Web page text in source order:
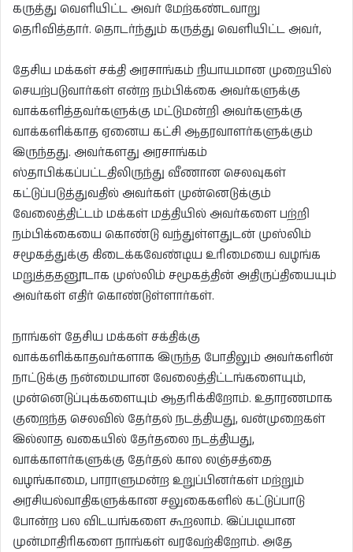
கருத்து வெளியிட்ட அவர் மேற்கண்டவாறு
தெரிவித்தார். தொடர்ந்தும் கருத்து வெளியிட்ட அவர்,
தேசிய மக்கள் சக்தி அரசாங்கம் நியாயமான முறையில்
செயற்படுவார்கள் என்ற நம்பிக்கை அவர்களுக்கு
வாக்களித்தவர்களுக்கு மட்டுமன்றி அவர்களுக்கு
வாக்களிக்காத ஏனைய கட்சி ஆதரவாளர்களுக்கும்
இருந்தது. அவர்களது அரசாங்கம்
ஸ்தாபிக்கப்பட்டதிலிருந்து வீணான செலவுகள்
கட்டுப்படுத்துவதில் அவர்கள் முன்னெடுக்கும்
வேலைத்திட்டம் மக்கள் மத்தியில் அவர்களை பற்றி
நம்பிக்கையை கொண்டு வந்துள்ளதுடன் முஸ்லிம்
சமூகத்துக்கு கிடைக்கவேண்டிய உரிமையை வழங்க
மறுத்ததனூடாக முஸ்லிம் சமூகத்தின் அதிருப்தியையும்
அவர்கள் எதிர் கொண்டுள்ளார்கள்.
நாங்கள் தேசிய மக்கள் சக்திக்கு
வாக்களிக்காதவர்களாக இருந்த போதிலும் அவர்களின்
நாட்டுக்கு நன்மையான வேலைத்திட்டங்களையும்,
முன்னெடுப்புக்களையும் ஆதரிக்கிறோம். உதாரணமாக
குறைந்த செலவில் தேர்தல் நடத்தியது, வன்முறைகள்
இல்லாத வகையில் தேர்தலை நடத்தியது,
வாக்காளர்களுக்கு தேர்தல் கால லஞ்சத்தை
வழங்காமை, பாராளுமன்ற உறுப்பினர்கள் மற்றும்
அரசியல்வாதிகளுக்கான சலுகைகளில் கட்டுப்பாடு
போன்ற பல விடயங்களை கூறலாம். இப்படியான
முன்மாதிரிகளை நாங்கள் வரவேற்கிறோம். அதே